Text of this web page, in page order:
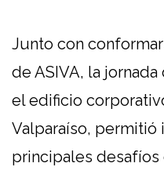
Junto con
de ASIVA, la
el edificio
Valparaíso, permitió
principales